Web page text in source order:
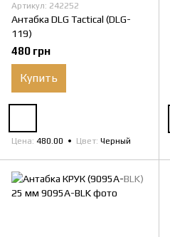
Артикул: 242252
Антабка DLG Tactical (DLG-
119)
480 грн
Купить
Цена 480.00 Цвет Черный